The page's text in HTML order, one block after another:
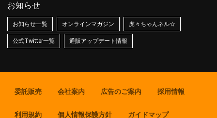
お知らせ
お知らせ一覧 オンラインマガジン 虎々ちゃんネル☆
公式Twitter一覧 通販アップデート情報
委託販売 会社案内 広告のご案内 採用情報
利用規約 個人情報保護方針 ガイドマップ